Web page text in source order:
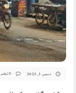
دسمبر 1, 2025